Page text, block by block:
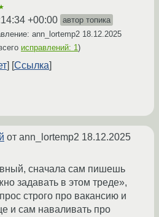
+00:00 автор топика
ann_lortemp2 18.12.2025
исправлений: 1)
Ссылка
от ann_lortemp2 18.12.2025
сначала сам пишешь
задавать в этом треде»,
строго про вакансию и
и сам наваливать про